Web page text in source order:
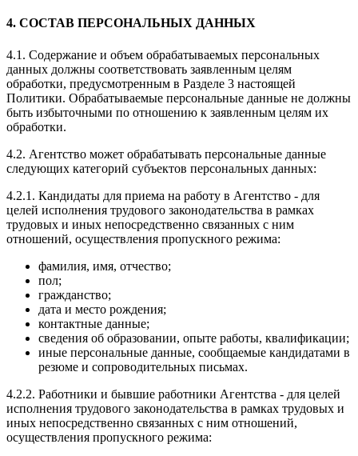
4. СОСТАВ ПЕРСОНАЛЬНЫХ ДАННЫХ
4.1. Содержание и объем обрабатываемых персональных
данных должны соответствовать заявленным целям
обработки, предусмотренным в Разделе 3 настоящей
Политики. Обрабатываемые персональные данные не должны
быть избыточными по отношению к заявленным целям их
обработки.
4.2. Агентство может обрабатывать персональные данные
следующих категорий субъектов персональных данных:
4.2.1. Кандидаты для приема на работу в Агентство - для
целей исполнения трудового законодательства в рамках
трудовых и иных непосредственно связанных с ним
отношений, осуществления пропускного режима:
фамилия, имя, отчество;
пол;
гражданство;
дата и место рождения;
контактные данные;
сведения об образовании, опыте работы, квалификации;
иные персональные данные, сообщаемые кандидатами в
резюме и сопроводительных письмах.
4.2.2. Работники и бывшие работники Агентства - для целей
исполнения трудового законодательства в рамках трудовых и
иных непосредственно связанных с ним отношений,
осуществления пропускного режима: